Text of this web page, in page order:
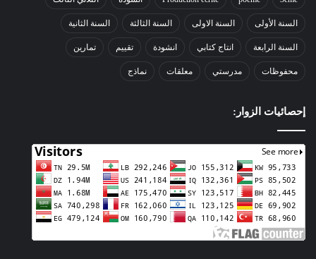
السنة الأولى السنة الاولى السنة الثالثة السنة الثانية
السنة الرابعة انتاج كتابي انشودة تقييم تمارين
محفوظات مدرستي معلقات نماذج
إحصائيات الزوار: